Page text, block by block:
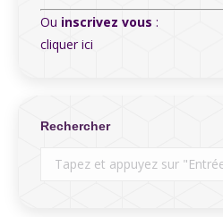
Ou inscrivez vous :
cliquer ici
Rechercher
Search: